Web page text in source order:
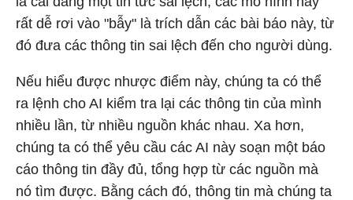
rất dễ rơi vào "bẫy" là trích dẫn các bài báo này, từ
đó đưa các thông tin sai lệch đến cho người dùng.
Nếu hiểu được nhược điểm này, chúng ta có thể
ra lệnh cho AI kiểm tra lại các thông tin của mình
nhiều lần, từ nhiều nguồn khác nhau. Xa hơn,
chúng ta có thể yêu cầu các AI này soạn một báo
cáo thông tin đầy đủ, tổng hợp từ các nguồn mà
nó tìm được. Bằng cách đó, thông tin mà chúng ta